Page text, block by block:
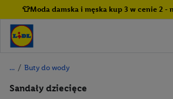
👕Moda damska i męska kup 3 w cenie 2 -
/ Buty do wody
Sandały dziecięce